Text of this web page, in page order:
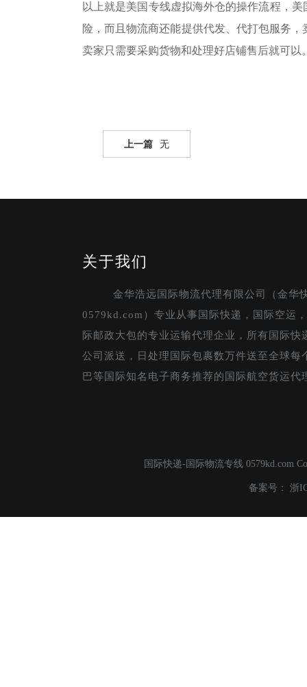
以上就是美国专线虚拟海外仓的操作流程，
险，而且物流商还能提供代发、代打包服务
卖家只需要采购货物和处理好店铺售后就可以
上一篇 无
关于我们
金华浩远国际物流代理有限公司（金华
0579kd.com）专业从事国际快递，国际空运
际邮政大包的专业运输代理企业，所有国际快
公司派送，日处理国际包裹数万件送至全球每
巴等国际知名电子商务推荐的国际航空货运代
国际快递-国际物流专线 0579kd.com
备案号： 浙